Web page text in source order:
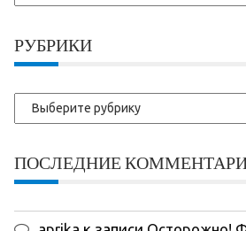
ранние
РУБРИКИ
Рубрики
ПОСЛЕДНИЕ